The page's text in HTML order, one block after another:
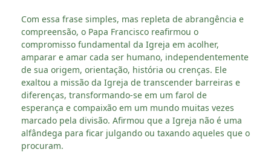
Com essa frase simples, mas repleta de abrangência e
compreensão, o Papa Francisco reafirmou o
compromisso fundamental da Igreja em acolher,
amparar e amar cada ser humano, independentemente
de sua origem, orientação, história ou crenças. Ele
exaltou a missão da Igreja de transcender barreiras e
diferenças, transformando-se em um farol de
esperança e compaixão em um mundo muitas vezes
marcado pela divisão. Afirmou que a Igreja não é uma
alfândega para ficar julgando ou taxando aqueles que o
procuram.